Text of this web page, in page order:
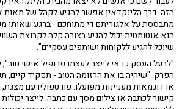
הזה. דרך הלינקדאין אפשר להגיע לקהל של מאות
מתבססת על אלגוריתם די מתוחכם - ברגע
הוא אוטומטית יכול להגיע בצורה קלה לקבוצת
שיוכל להגיע ללקוחות ושותפים עסקיים".
"לבעל העסק כדאי לייצר לעצמו פרופיל אישי טוב",
הפרק. "שיהיה בו את הרזומה הטוב - תפקיד קיים,
או דוגמאות מעניינות מפועלו: פורטפוליו עם
קישור לכתבה או צילום מסך עם כתבה. לייצר